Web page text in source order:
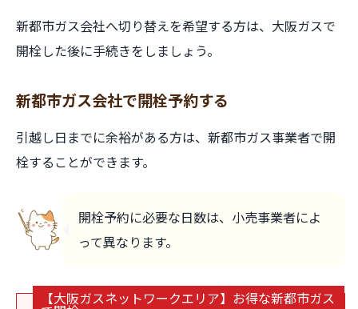
新都市ガス会社へ切り替えを希望する方は、大阪ガスで
開栓した後に手続きをしましょう。
新都市ガス会社で開栓予約する
引越し日までに余裕がある方は、新都市ガス事業者で開
栓することができます。
開栓予約に必要な日数は、小売事業者によ
って異なります。
【大阪ガスネットワークエリア】お得な新都市ガス